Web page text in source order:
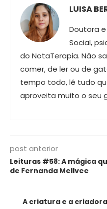
LUISA
Doutora
Social,
do NotaTerapia. Nâo
comer, de ler ou de
tempo todo, lê tudo
aproveita muito o seu
post anterior
Leituras #58: A mágica
de Fernanda Mellvee
A criatura e a